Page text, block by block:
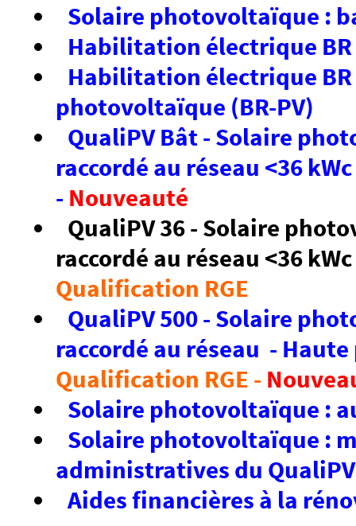
Solaire photovoltaïque :
Habilitation électrique BR
Habilitation électrique
photovoltaïque (BR-PV)
QualiPV Bât - Solaire
raccordé au réseau <36
- Nouveauté
QualiPV 36 - Solaire
raccordé au réseau <36
Qualification RGE
QualiPV 500 - Solaire
raccordé au réseau - Haute
Qualification RGE -
Solaire photovoltaïque :
Solaire photovoltaïque :
administratives du
Aides financières à la